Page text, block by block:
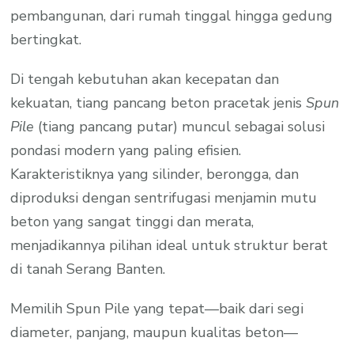
pembangunan, dari rumah tinggal hingga gedung
bertingkat.
Di tengah kebutuhan akan kecepatan dan
kekuatan, tiang pancang beton pracetak jenisSpun
Pile (tiang pancang putar) muncul sebagai solusi
pondasi modern yang paling efisien.
Karakteristiknya yang silinder, berongga, dan
diproduksi dengan sentrifugasi menjamin mutu
beton yang sangat tinggi dan merata,
menjadikannya pilihan ideal untuk struktur berat
di tanah Serang Banten.
Memilih Spun Pile yang tepat—baik dari segi
diameter, panjang, maupun kualitas beton—